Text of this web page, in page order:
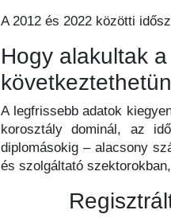
A 2012 és 2022 közötti
Hogy alakultak
A legfrissebb adatok
korosztály dominál, az
diplomásokig – alacsony
és szolgáltató